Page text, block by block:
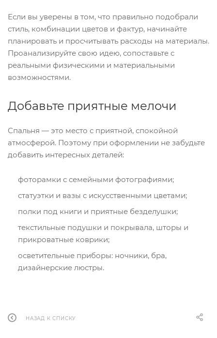
Если вы уверены в том, что правильно подобрали
стиль, комбинации цветов и фактур, начинайте
планировать и просчитывать расходы на материалы.
Проанализируйте свою идею, сопоставьте с
реальными физическими и материальными
возможностями.
Добавьте приятные мелочи
Спальня — это место с приятной, спокойной
атмосферой. Поэтому при оформлении не забудьте
добавить интересных деталей:
фоторамки с семейными фотографиями;
статуэтки и вазы с искусственными цветами;
полки под книги и приятные безделушки;
текстильные подушки и покрывала, шторы и
прикроватные коврики;
осветительные приборы: ночники, бра,
дизайнерские люстры.
НАЗАД К СПИСКУ